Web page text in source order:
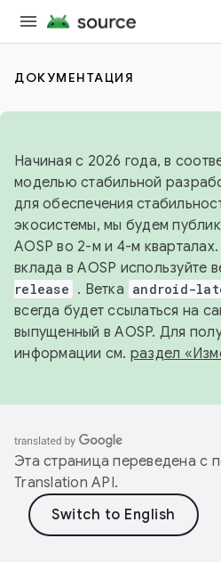
ДОКУМЕНТАЦИЯ
Начиная с 2026 года, в
моделью стабильной
для обеспечения
экосистемы, мы будем
AOSP во 2-м и 4-м
вклада в AOSP используйте
release . Ветка android-
всегда будет ссылаться на
выпущенный в AOSP. Для
информации см. раздел
Эта страница переведена с
Translation API.